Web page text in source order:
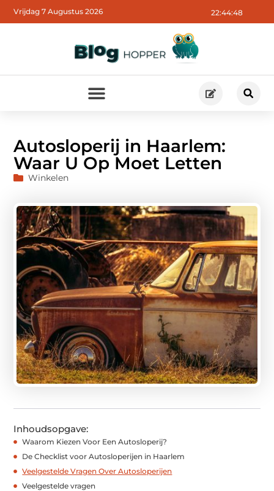
22:44:50
Vrijdag 7 Augustus 2026
Autosloperij in Haarlem:
Waar U Op Moet Letten
Winkelen
Inhoudsopgave:
Waarom Kiezen Voor Een Autosloperij?
De Checklist voor Autosloperijen in Haarlem
Veelgestelde Vragen Over Autosloperijen
Veelgestelde vragen